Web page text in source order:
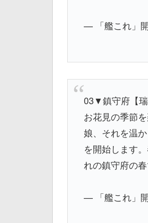
— 「艦これ」
03▼鎮守府【瑞
お花見の季節
娘、それを温
を開始します
れの鎮守府の
— 「艦これ」